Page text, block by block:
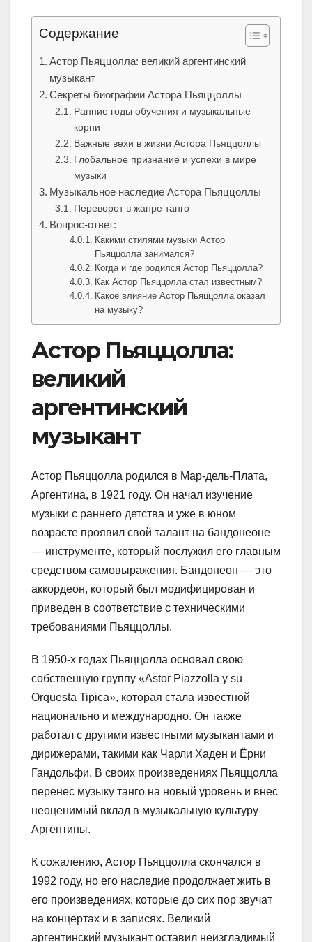
Содержание
Астор Пьяццолла: великий аргентинский
музыкант
Секреты биографии Астора Пьяццоллы
Ранние годы обучения и музыкальные
корни
Важные вехи в жизни Астора Пьяццоллы
Глобальное признание и успехи в мире
музыки
Музыкальное наследие Астора Пьяццоллы
Переворот в жанре танго
Вопрос-ответ:
Какими стилями музыки Астор
Пьяццолла занимался?
Когда и где родился Астор Пьяццолла?
Как Астор Пьяццолла стал известным?
Какое влияние Астор Пьяццолла оказал
на музыку?
Астор Пьяццолла:
великий
аргентинский
музыкант
Астор Пьяццолла родился в Мар-дель-Плата,
Аргентина, в 1921 году. Он начал изучение
музыки с раннего детства и уже в юном
возрасте проявил свой талант на бандонеоне
— инструменте, который послужил его главным
средством самовыражения. Бандонеон — это
аккордеон, который был модифицирован и
приведен в соответствие с техническими
требованиями Пьяццоллы.
В 1950-х годах Пьяццолла основал свою
собственную группу «Astor Piazzolla y su
Orquesta Tipica», которая стала известной
национально и международно. Он также
работал с другими известными музыкантами и
дирижерами, такими как Чарли Хаден и Ёрни
Гандольфи. В своих произведениях Пьяццолла
перенес музыку танго на новый уровень и внес
неоценимый вклад в музыкальную культуру
Аргентины.
К сожалению, Астор Пьяццолла скончался в
1992 году, но его наследие продолжает жить в
его произведениях, которые до сих пор звучат
на концертах и в записях. Великий
аргентинский музыкант оставил неизгладимый